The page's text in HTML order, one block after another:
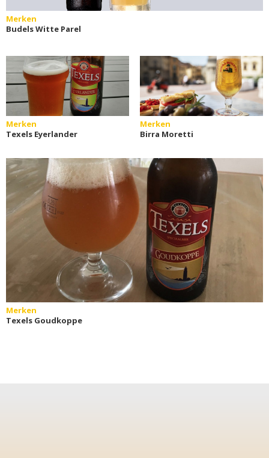
Merken
Budels Witte Parel
Merken
Texels Eyerlander
Merken
Birra Moretti
Merken
Texels Goudkoppe